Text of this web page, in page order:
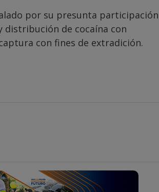
por su presunta participación
distribución de cocaína con
con fines de extradición.